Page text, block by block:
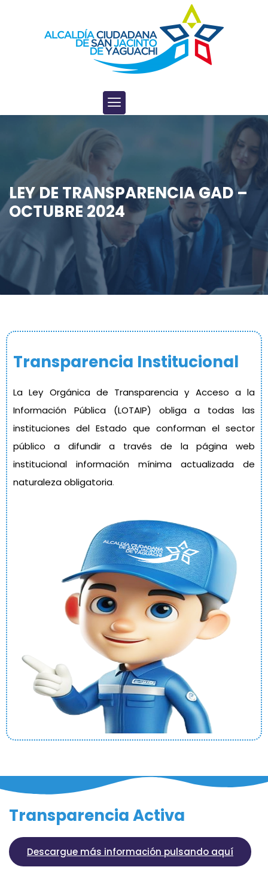
LEY DE TRANSPARENCIA GAD –
OCTUBRE 2024
Transparencia Institucional
La Ley Orgánica de Transparencia y Acceso a la
Información Pública (LOTAIP) obliga a todas las
instituciones del Estado que conforman el sector
público a difundir a través de la página web
institucional información mínima actualizada de
naturaleza obligatoria.
Transparencia Activa
Descargue más información pulsando aquí